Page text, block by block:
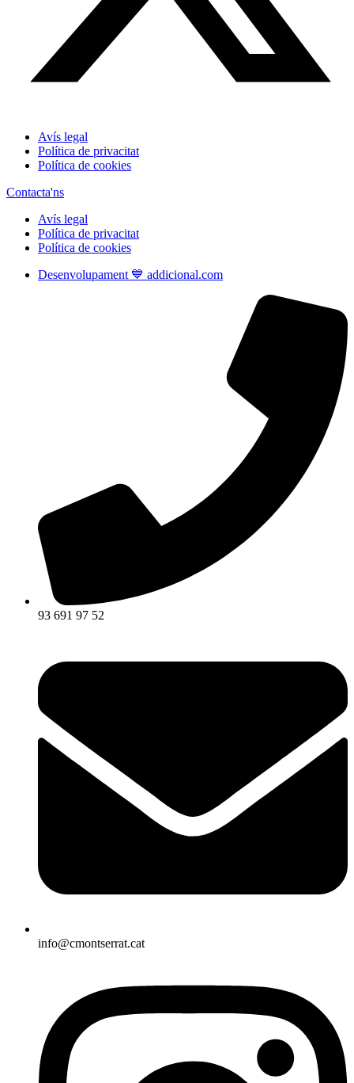
Avís legal
Política de privacitat
Política de cookies
Contacta'ns
Avís legal
Política de privacitat
Política de cookies
Desenvolupament 💙 addicional.com
93 691 97 52
info@cmontserrat.cat